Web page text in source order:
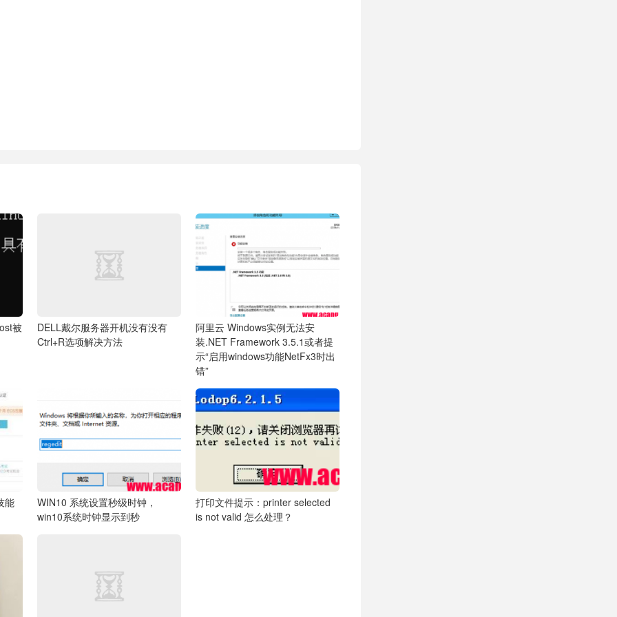
被
DELL戴尔服务器开机没有没有
Ctrl+R选项解决方法
阿里云 Windows实例无法安
装.NET Framework 3.5.1或者提
示“启用windows功能NetFx3时出
错”
能
WIN10 系统设置秒级时钟，
win10系统时钟显示到秒
打印文件提示：printer selected
is not valid 怎么处理？